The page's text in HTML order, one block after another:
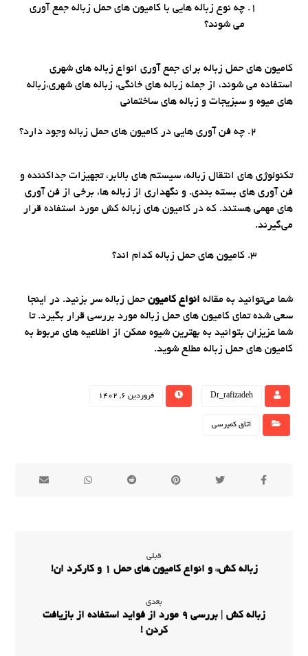
چه نوع زباله هایی با کامیون های حمل زباله جمع آوری
می شوند؟
کامیون های حمل زباله برای جمع آوری انواع زباله های شهری
استفاده می شوند، از جمله زباله های خانگی، زباله های شهری،زباله
های میوه و سبزیجات و زباله های ساختمانی
چه فن آوری هایی در کامیون های حمل زباله وجود دارد؟
تکنولوژی های انتقال زباله، سیستم های بالابر، تجهیزات جداکننده و
فن آوری های بسته بندی. و نگهداری از زباله ها، برخی از فن آوری
های مهمی هستند. که در کامیون های زباله کش مورد استفاده قرار
می‌گیرند.
کامیون های حمل زباله کدام اند؟
شما می‌توانید به مقاله انواع کامیون حمل زباله سر بزنید. در اینجا
سعی شده تمای کامیون های حمل زباله مورد بررسی قرار بگیرد. تا
شما عزیزان بتوانید به بهترین شیوه ممکن از اطلاعیه های مربوط به
کامیون های حمل زباله مطلع شوید.
Dr_rafizadeh فروردین 6, 1402
اتاق کمپرسی
قبلی
زباله کش* و انواع کامیون های حمل 1 و کارکرد ان!
بعدی
زباله کش | بررسی 9 مورد از فواید استفاده از بازیافت
کردن !